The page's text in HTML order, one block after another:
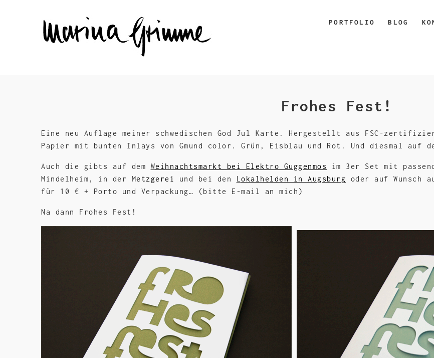
PORTFOLIO BLOG
Frohes Fest!
Eine neu Auflage meiner schwedischen God Jul Karte. Hergestellt aus FSC-
Papier mit bunten Inlays von Gmund color. Grün, Eisblau und Rot. Und diesmal auf
Auch die gibts auf dem Weihnachtsmarkt bei Elektro Guggenmos
im 3er Set mit
Mindelheim, in der Metzgerei und bei den L okalhelden in Augsburg oder auf Wunsch
für 10 € + Porto und Verpackung… (bitte E-mail an mich)
Na dann Frohes Fest!